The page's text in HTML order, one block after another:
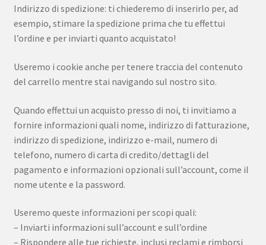
Indirizzo di spedizione: ti chiederemo di inserirlo per, ad
esempio, stimare la spedizione prima che tu effettui
l’ordine e per inviarti quanto acquistato!
Useremo i cookie anche per tenere traccia del contenuto
del carrello mentre stai navigando sul nostro sito.
Quando effettui un acquisto presso di noi, ti invitiamo a
fornire informazioni quali nome, indirizzo di fatturazione,
indirizzo di spedizione, indirizzo e-mail, numero di
telefono, numero di carta di credito/dettagli del
pagamento e informazioni opzionali sull’account, come il
nome utente e la password.
Useremo queste informazioni per scopi quali:
– Inviarti informazioni sull’account e sull’ordine
– Rispondere alle tue richieste, inclusi reclami e rimborsi